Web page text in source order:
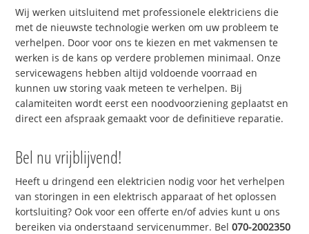
Wij werken uitsluitend met professionele elektriciens die
met de nieuwste technologie werken om uw probleem te
verhelpen. Door voor ons te kiezen en met vakmensen te
werken is de kans op verdere problemen minimaal. Onze
servicewagens hebben altijd voldoende voorraad en
kunnen uw storing vaak meteen te verhelpen. Bij
calamiteiten wordt eerst een noodvoorziening geplaatst en
direct een afspraak gemaakt voor de definitieve reparatie.
Bel nu vrijblijvend!
Heeft u dringend een elektricien nodig voor het verhelpen
van storingen in een elektrisch apparaat of het oplossen
kortsluiting? Ook voor een offerte en/of advies kunt u ons
bereiken via onderstaand servicenummer. Bel070-2002350